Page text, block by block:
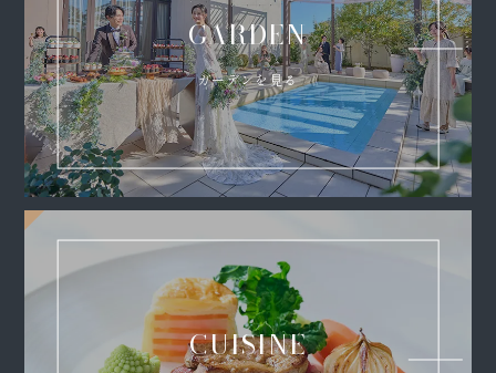
GARDEN
ガーデンを見る
CUISINE